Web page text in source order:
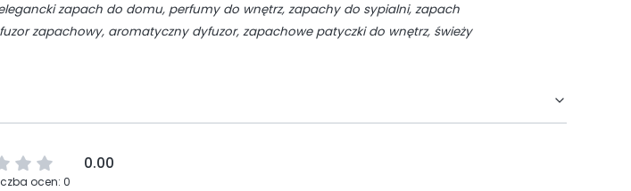
zapach do domu, perfumy do wnętrz, zapachy do sypialni, zapach
zapachowy, aromatyczny dyfuzor, zapachowe patyczki do wnętrz, świeży
0.00
ocen: 0